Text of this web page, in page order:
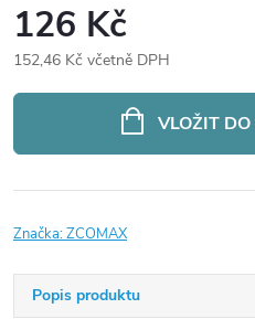
126 Kč
152,46 Kč včetně DPH
VLOŽIT
Značka:ZCOMAX
Popis produktu